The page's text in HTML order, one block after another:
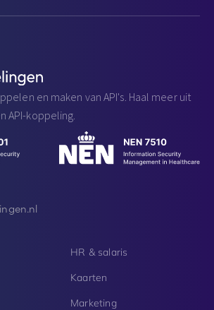
en maken van API's. Haal meer uit
API-koppeling.
HR & salaris
Kaarten
Marketing